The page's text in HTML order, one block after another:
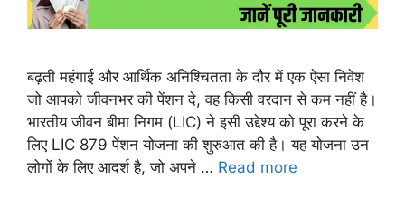
बढ़ती महंगाई और आर्थिक अनिश्चितता के दौर में एक ऐसा निवेश
जो आपको जीवनभर की पेंशन दे, वह किसी वरदान से कम नहीं है।
भारतीय जीवन बीमा निगम (LIC) ने इसी उद्देश्य को पूरा करने के
लिए LIC 879 पेंशन योजना की शुरुआत की है। यह योजना उन
लोगों के लिए आदर्श है, जो अपने … Read more